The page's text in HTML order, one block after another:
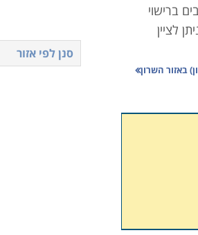
ברישוי
לציין
שיבטיחו
משמשות
באזור השרון
סנן לפי אזור